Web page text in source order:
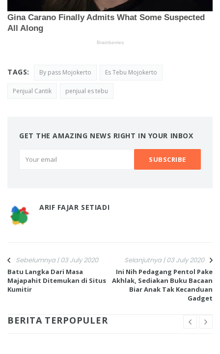
TAGS: By pass Mojokerto Es Tebu Mojokerto
Penjual Cantik penjual es tebu
GET THE AMAZING NEWS RIGHT IN YOUR INBOX
ARIF FAJAR SETIADI
Sebelumnya | 03 July 2020
Batu Langka Dari Masa
Majapahit Ditemukan di Situs
Kumitir
Selanjutnya | 03 July 2020
Ini Nih Pedagang Pentol Pake
Akhlak, Sediakan Buku Bacaan
Biar Anak Tak Kecanduan
Gadget
BERITA TERPOPULER